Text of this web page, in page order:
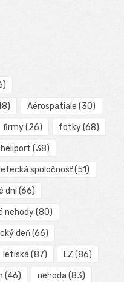
Aérospatiale (30)
firmy(26) fotky(68)
heliport (38)
letecká spoločnosť(51)
dni (66)
nehody(80)
deň(66)
letiská (87) LZ (86)
(46) nehoda (83)